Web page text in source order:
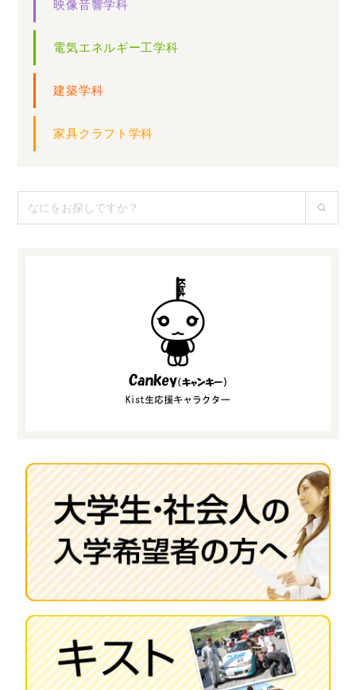
映像音響学科
電気エネルギー工学科
建築学科
家具クラフト学科